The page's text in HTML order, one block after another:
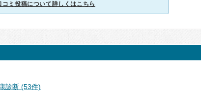
コミ投稿について詳しくはこちら
診断 (53件)